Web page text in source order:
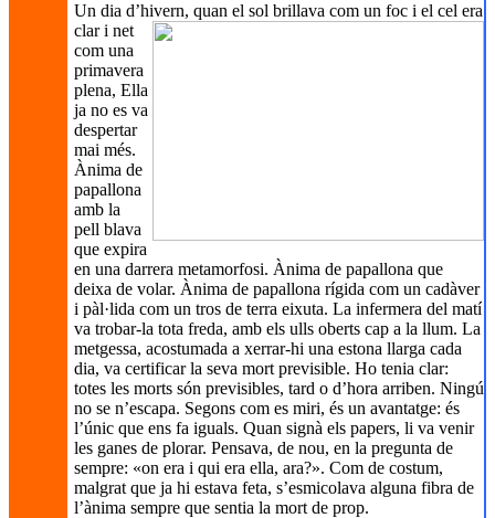
Un dia d’hivern, quan el sol brillava com un foc i el cel era
clar i net
com una
primavera
plena, Ella
ja no es va
despertar
mai més.
Ànima de
papallona
amb la
pell blava
que expira
en una darrera metamorfosi. Ànima de papallona que
deixa de volar. Ànima de papallona rígida com un cadàver
i pàl·lida com un tros de terra eixuta. La infermera del matí
va trobar-la tota freda, amb els ulls oberts cap a la llum. La
metgessa, acostumada a xerrar-hi una estona llarga cada
dia, va certificar la seva mort previsible. Ho tenia clar:
totes les morts són previsibles, tard o d’hora arriben. Ningú
no se n’escapa. Segons com es miri, és un avantatge: és
l’únic que ens fa iguals. Quan signà els papers, li va venir
les ganes de plorar. Pensava, de nou, en la pregunta de
sempre: «on era i qui era ella, ara?». Com de costum,
malgrat que ja hi estava feta, s’esmicolava alguna fibra de
l’ànima sempre que sentia la mort de prop.